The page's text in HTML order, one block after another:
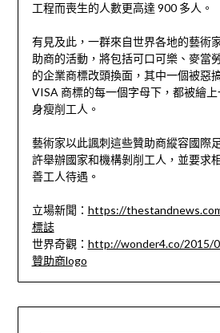
工程而喪生的人數更高達 900 多人。
有見及此，一群來自世界各地的藝術
助商的活動，將包括可口可樂、麥當
的企業商標改頭換面，其中一個被惡
VISA 商標的每一個字母下，都被繪
身瘦削工人。
藝術家以此諷刺這些贊助商縱容國際
許舉辦國家和機構剝削工人，並要求
善工人待遇。
立場新聞： https://
標誌
世界奇觀： http://wonder4.co/2015/
贊助商logo